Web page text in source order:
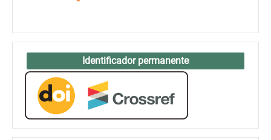
Identificador permanente